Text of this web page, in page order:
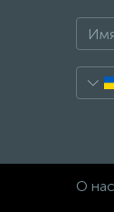
О нас